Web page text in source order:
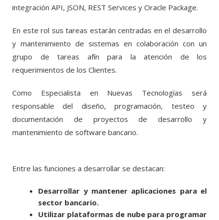
integración API, JSON, REST Services y Oracle Package.
En este rol sus tareas estarán centradas en el desarrollo
y mantenimiento de sistemas en colaboración con un
grupo de tareas afín para la atención de los
requerimientos de los Clientes.
Como Especialista en Nuevas Tecnologías será
responsable del diseño, programación, testeo y
documentación de proyectos de desarrollo y
mantenimiento de software bancario.
Entre las funciones a desarrollar se destacan:
Desarrollar y mantener aplicaciones para el
sector bancario.
Utilizar plataformas de nube para programar